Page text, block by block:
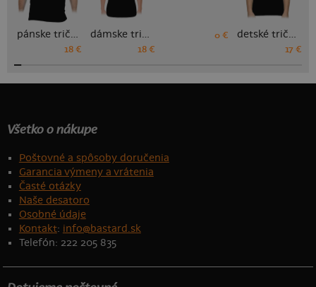
pánske tričko
18 €
dámske tričko
18 €
0 € detské tričko
17 €
Všetko o nákupe
Poštovné a spôsoby doručenia
Garancia výmeny a vrátenia
Časté otázky
Naše desatoro
Osobné údaje
Kontakt: info@bastard.sk
Telefón: 222 205 835